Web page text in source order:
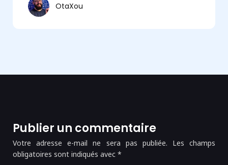
OtaXou
Publier un commentaire
Votre adresse e-mail ne sera pas publiée.
Les champs
obligatoires sont indiqués avec *